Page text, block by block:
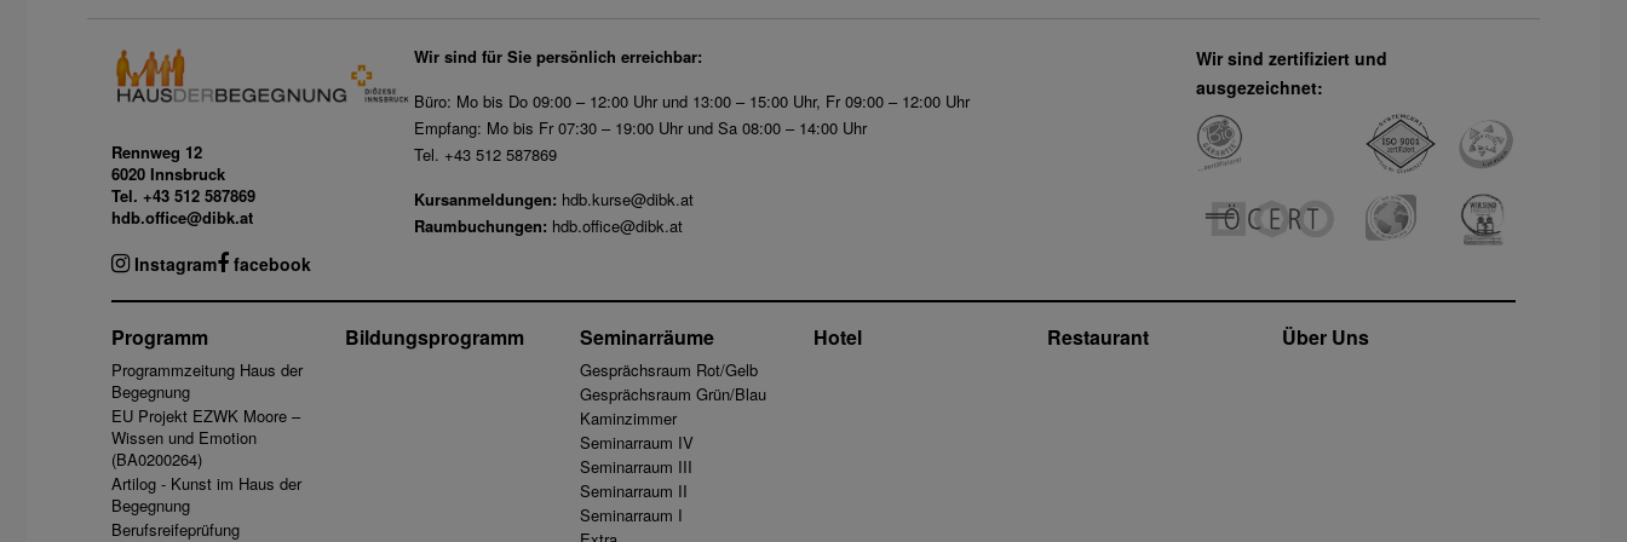
Rennweg 12
6020 Innsbruck
Tel. +43 512 587869
hdb.office@dibk.at
Instagram facebook
Wir sind für Sie persönlich erreichbar:
Büro: Mo bis Do 09:00 – 12:00 Uhr und 13:00 – 15:00 Uhr, Fr 09:00 – 12:00 Uhr
Empfang: Mo bis Fr 07:30 – 19:00 Uhr und Sa 08:00 – 14:00 Uhr
Tel. +43 512 587869
Kursanmeldungen: hdb.kurse@dibk.at
Raumbuchungen: hdb.office@dibk.at
Wir sind zertifiziert und
ausgezeichnet:
Programm
Programmzeitung Haus der
Begegnung
EU Projekt EZWK Moore –
Wissen und Emotion
(BA0200264)
Artilog - Kunst im Haus der
Begegnung
Berufsreifeprüfung
Bildungsprogramm Seminarräume
Gesprächsraum Rot/Gelb
Gesprächsraum Grün/Blau
Kaminzimmer
Seminarraum IV
Seminarraum III
Seminarraum II
Seminarraum I
Hotel Restaurant Über Uns